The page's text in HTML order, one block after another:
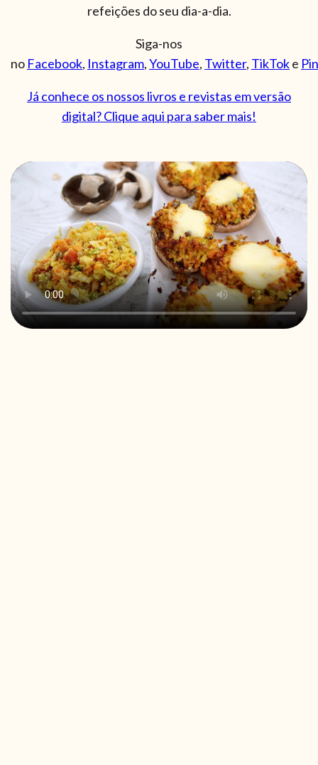
refeições do seu dia-a-dia.
Siga-nos
no Facebook, Instagram,YouTube, Twitter, TikToke
Já conhece os nossos livros e revistas em versão
digital? Clique aqui para saber mais!